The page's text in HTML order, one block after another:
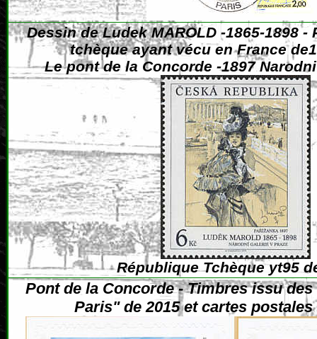
Dessin deLudek MAROLD-1865-1898 -
tchèque ayant vécu en France
Le pont de la Concorde -1897
République Tchèque yt95
Pont de la Concorde - Timbres issu
Paris" de 2015et cartes postales